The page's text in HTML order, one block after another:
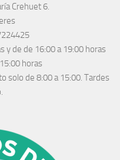
Crehuet 6.
y de de 16:00 a 19:00 horas
horas
solo de 8:00 a 15:00. Tardes